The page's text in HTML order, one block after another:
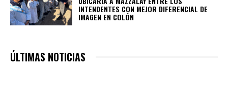
INTENDENTES CON MEJOR DIFERENCIAL DE
IMAGEN EN COLÓN
ÚLTIMAS NOTICIAS